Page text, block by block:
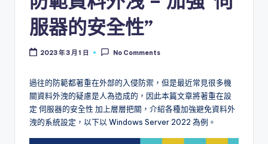
0
o
服器的安全性”
2023 年 3 月 1 日 No Comments
過往的防範都著重在外部的入侵防禦，但是最近常見很多機
關資料外洩的疑慮是人為造成的，因此本篇文章將著重在設
定 伺服器的安全性 加上層層把關，介紹各種加強避免資料外
洩的系統設定，以下以 Windows Server 2022 為例。